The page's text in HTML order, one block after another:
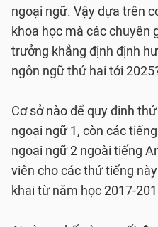
ngoại ngữ. Vậy dựa trên
khoa học mà các chuyên
trưởng khẳng định định
ngôn ngữ thứ hai tới
Cơ sở nào để quy định
ngoại ngữ 1, còn các
ngoại ngữ 2 ngoài tiếng
viên cho các thứ tiếng
khai từ năm học 2017-